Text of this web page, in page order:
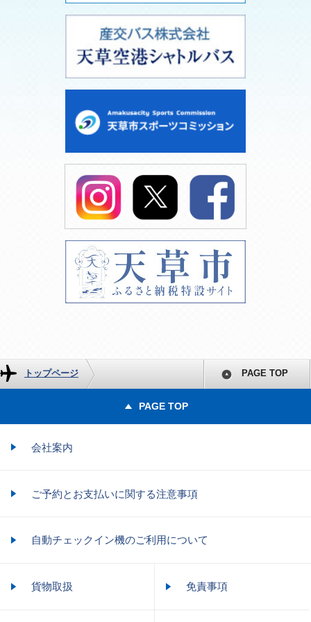
PAGE TOP
トップページ
PAGE TOP
会社案内
ご予約とお支払いに関する注意事項
自動チェックイン機のご利用について
貨物取扱 免責事項